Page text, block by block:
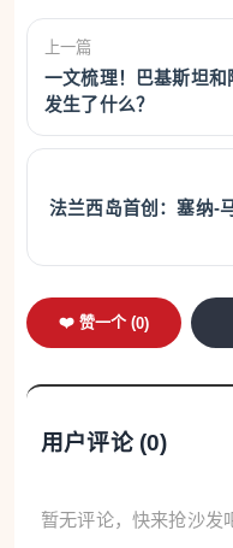
上一篇
一文梳理！巴基斯坦
发生了什么？
法兰西岛首创：塞纳-
❤️ 赞一个 (0)
用户评论 (0)
暂无评论，快来抢沙发